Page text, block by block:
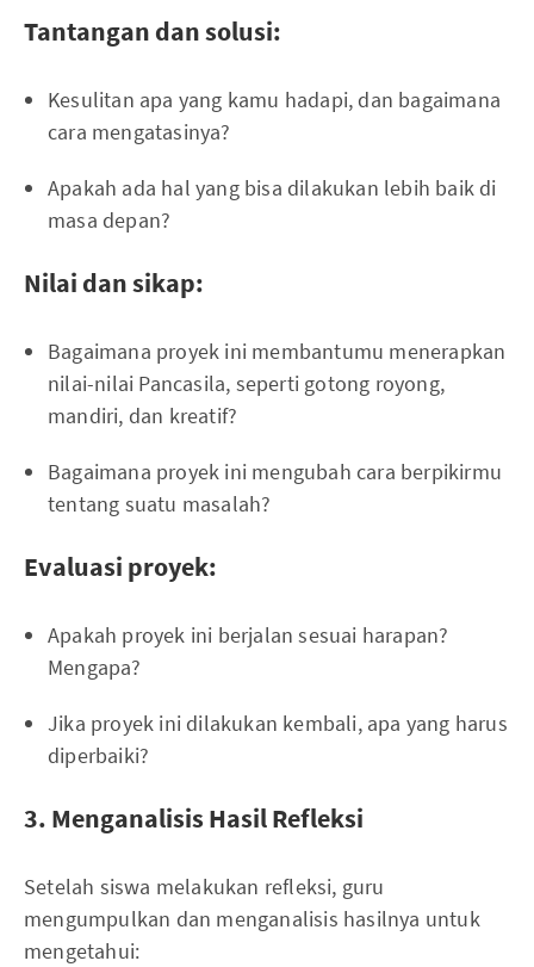
Tantangan dan solusi:
Kesulitan apa yang kamu hadapi, dan bagaimana
cara mengatasinya?
Apakah ada hal yang bisa dilakukan lebih baik di
masa depan?
Nilai dan sikap:
Bagaimana proyek ini membantumu menerapkan
nilai-nilai Pancasila, seperti gotong royong,
mandiri, dan kreatif?
Bagaimana proyek ini mengubah cara berpikirmu
tentang suatu masalah?
Evaluasi proyek:
Apakah proyek ini berjalan sesuai harapan?
Mengapa?
Jika proyek ini dilakukan kembali, apa yang harus
diperbaiki?
3. Menganalisis Hasil Refleksi
Setelah siswa melakukan refleksi, guru
mengumpulkan dan menganalisis hasilnya untuk
mengetahui: